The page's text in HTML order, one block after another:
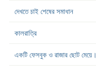
দেখতে চাই শেষের সমাধান
কালরাত্রি
একটি ফেসবুক ও রাজার ছোট মেয়ে।